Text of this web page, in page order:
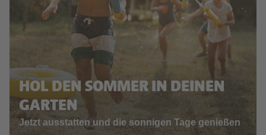
HOL DEN SOMMER IN DEINEN
GARTEN
Jetzt ausstatten und die sonnigen Tage genießen